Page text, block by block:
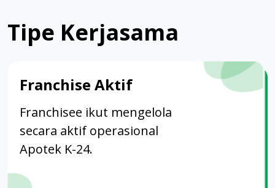
Tipe Kerjasama
Franchise Aktif
Franchisee ikut mengelola
secara aktif operasional
Apotek K-24.